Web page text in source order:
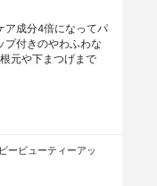
ア成分4倍になってパ
プ付きのやわふわな
元や下まつげまで
ービューティーアッ